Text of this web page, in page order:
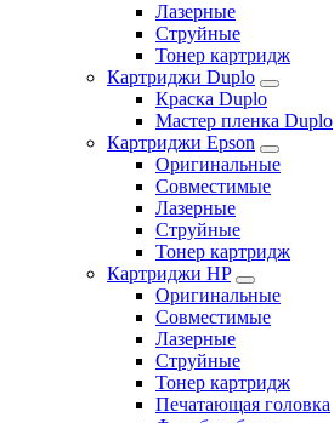
Лазерные
Струйные
Тонер картридж
Картриджи Duplo
Краска Duplo
Мастер пленка Duplo
Картриджи Epson
Оригинальные
Совместимые
Лазерные
Струйные
Тонер картридж
Картриджи HP
Оригинальные
Совместимые
Лазерные
Струйные
Тонер картридж
Печатающая головка